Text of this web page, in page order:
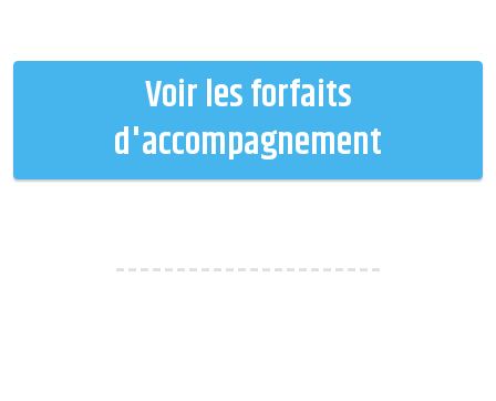
Voir les forfaits
d'accompagnement
----------------------